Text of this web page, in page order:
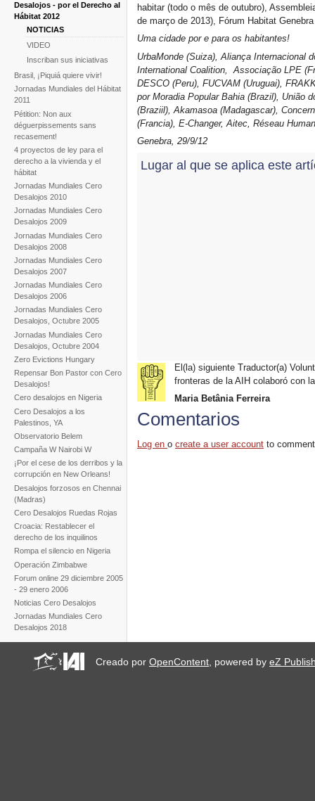
Desalojos - por el Derecho al
Hábitat 2012
NOTICIAS
VIDEO
Inscriban sus iniciativas
Brasil, ¡Piquiá quiere vivir!
Jornadas Mundiales del Hábitat
2011
Pétition: Non aux
déguerpissements sans
recasement!
4 proyectos de ley para el
derecho a la vivienda y el
hábitat
Jornadas Mundiales Cero
Desalojos 2010
Jornadas Mundiales Cero
Desalojos 2009
Jornadas Mundiales Cero
Desalojos 2008
Jornadas Mundiales Cero
Desalojos 2007
Jornadas Mundiales Cero
Desalojos 2006
Jornadas Mundiales Cero
Desalojos, Octubre 2005
Jornadas Mundiales Cero
Desalojos, Octubre 2004
Zero Evictions Hungary
Repensar Bon Pastor con Cero
Desalojos!
Cero desalojos en Nigeria
Cero Desalojos a los
Palestinos, YA
Observatorio Belem
Campaña W Nairobi W
¡Por el cese de los derribos y la
corrupción en New Orleans!
Desalojos forzosos en Chennai
(Madras)
Cero Desalojos Ruedas Rojas
Croacia: Restablecer el
derecho de los inquilinos
Rompa el silencio en Nigeria
Operación Zimbabwe
Forum online 29 diciembre 2005
- 29 enero 2006
Noticias Cero Desalojos
Jornadas Mundiales Cero
Desalojos 2018
habitar (todo o mês de outubro),
de março de 2013), Fórum Habitat
Uma cidade por e para os habitantes!
UrbaMonde (Suiza), Aliança Internacional
International Coalition, Associação LPE
DESCO (Peru), FUCVAM (Uruguai),
por Moradia Popular Bahia (Brazil), União
(Braziil), Akamasoa (Madagascar),
(Francia), E-Changer, Aitec, Réseau
Genebra, 29/9/12
Lugar al que se aplica este
El(la) siguiente Traductor(a)
fronteras de la AIH colaboró con
Maria Betânia Ferreira
Comentarios
Log enocreate a user account to
Creado porOpenContent, powered byeZ